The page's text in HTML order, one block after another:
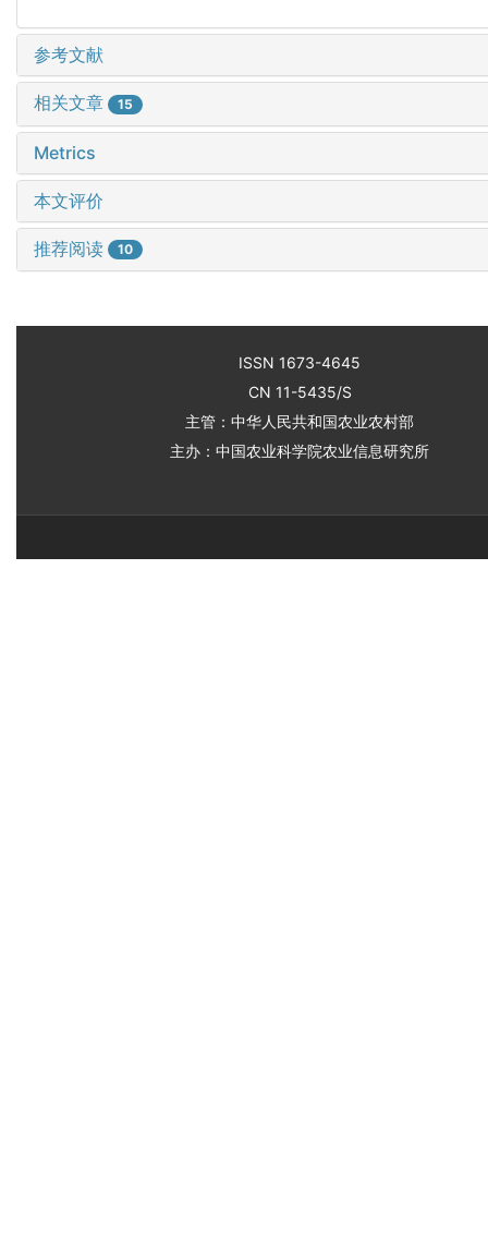
参考文献
相关文章 15
Metrics
本文评价
推荐阅读 10
ISSN 1673-4645
CN 11-5435/S
主管：中华人民共和国农业农村部
主办：中国农业科学院农业信息研究所